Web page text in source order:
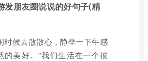
发朋友圈说说的好句子(精
时候去散散心，静坐一下午感
的美好。”我们生活在一个彼